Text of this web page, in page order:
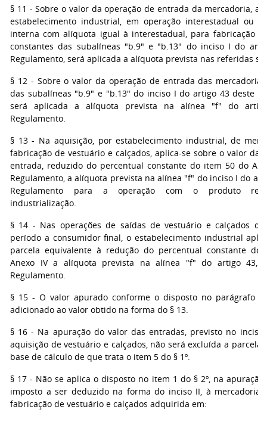
§ 11 - Sobre o valor da operação de entrada da mercadoria,
estabelecimento industrial, em operação interestadual ou
interna com alíquota igual à interestadual, para fabricação
constantes das subalíneas "b.9" e "b.13" do inciso I do
Regulamento, será aplicada a alíquota prevista nas referidas
§ 12 - Sobre o valor da operação de entrada das
das subalíneas "b.9" e "b.13" do inciso I do artigo 43 deste
será aplicada a alíquota prevista na alínea "f" do
Regulamento.
§ 13 - Na aquisição, por estabelecimento industrial, de
fabricação de vestuário e calçados, aplica-se sobre o valor da
entrada, reduzido do percentual constante do item 50 do
Regulamento, a alíquota prevista na alínea "f" do inciso I do
Regulamento para a operação com o produto
industrialização.
§ 14 - Nas operações de saídas de vestuário e calçados
período a consumidor final, o estabelecimento industrial
parcela equivalente à redução do percentual constante
Anexo IV a alíquota prevista na alínea "f" do artigo 43,
Regulamento.
§ 15 - O valor apurado conforme o disposto no parágrafo
adicionado ao valor obtido na forma do § 13.
§ 16 - Na apuração do valor das entradas, previsto no inciso
aquisição de vestuário e calçados, não será excluída a parcela
base de cálculo de que trata o item 5 do § 1º.
§ 17 - Não se aplica o disposto no item 1 do § 2º, na
imposto a ser deduzido na forma do inciso II, à mercadoria
fabricação de vestuário e calçados adquirida em: